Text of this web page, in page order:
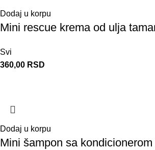
Dodaj u korpu
Mini rescue krema od ulja
Svi
360,00 RSD
Dodaj u korpu
Mini šampon sa kondicionerom